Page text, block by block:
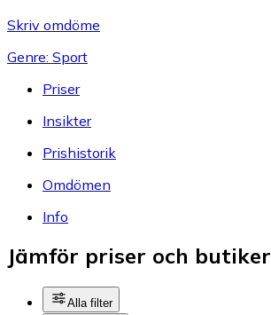
Skriv omdöme
Genre: Sport
Priser
Insikter
Prishistorik
Omdömen
Info
Jämför priser och butiker
Alla filter